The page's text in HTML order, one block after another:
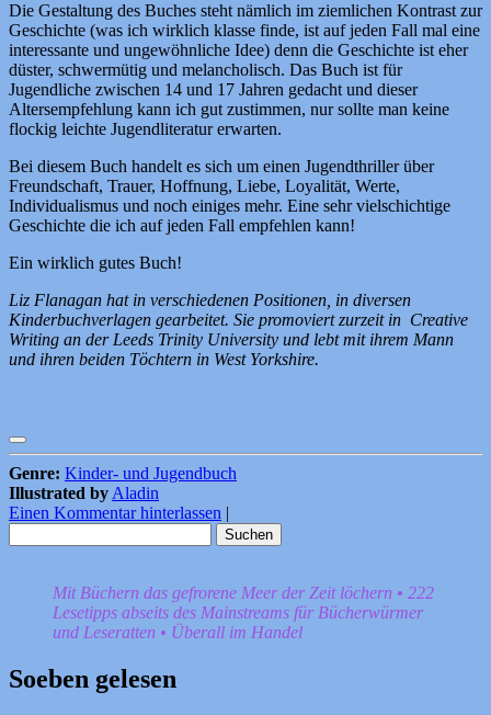
Die Gestaltung des Buches steht nämlich im ziemlichen Kontrast zur
Geschichte (was ich wirklich klasse finde, ist auf jeden Fall mal eine
interessante und ungewöhnliche Idee) denn die Geschichte ist eher
düster, schwermütig und melancholisch. Das Buch ist für
Jugendliche zwischen 14 und 17 Jahren gedacht und dieser
Altersempfehlung kann ich gut zustimmen, nur sollte man keine
flockig leichte Jugendliteratur erwarten.
Bei diesem Buch handelt es sich um einen Jugendthriller über
Freundschaft, Trauer, Hoffnung, Liebe, Loyalität, Werte,
Individualismus und noch einiges mehr. Eine sehr vielschichtige
Geschichte die ich auf jeden Fall empfehlen kann!
Ein wirklich gutes Buch!
Liz Flanagan hat in verschiedenen Positionen, in diversen
Kinderbuchverlagen gearbeitet. Sie promoviert zurzeit in Creative
Writing an der Leeds Trinity University und lebt mit ihrem Mann
und ihren beiden Töchtern in West Yorkshire.
Genre: Kinder- und Jugendbuch
Illustrated byAladin
Einen Kommentar hinterlassen
nach:
Mit Büchern das gefrorene Meer der Zeit löchern • 222
Lesetipps abseits des Mainstreams für Bücherwürmer
und Leseratten • Überall im Handel
Soeben gelesen